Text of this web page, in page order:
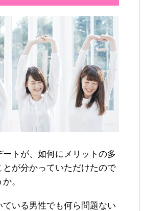
ートが、如何にメリットの多
とが分かっていただけたので
。
ている男性でも何ら問題ない